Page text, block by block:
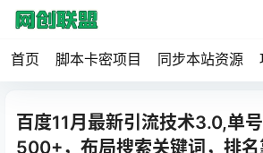
首页 脚本卡密项目 同步本站资源
百度11月最新引流技术3.0,单
500+，布局搜索关键词，排